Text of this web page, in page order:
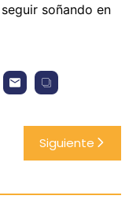
soñando en
Siguiente